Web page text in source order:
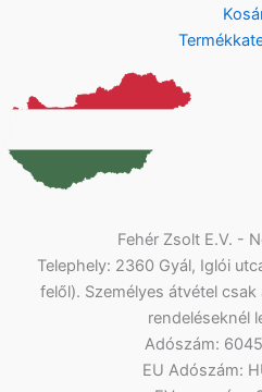
Fehér Zsolt E.V. -
Telephely: 2360 Gyál, Iglói
felől). Személyes átvétel
rendeléseknél
Adószám:
EU Adószám: